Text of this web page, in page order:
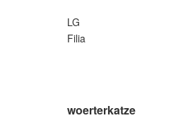
LG
Filia
woerterkatze